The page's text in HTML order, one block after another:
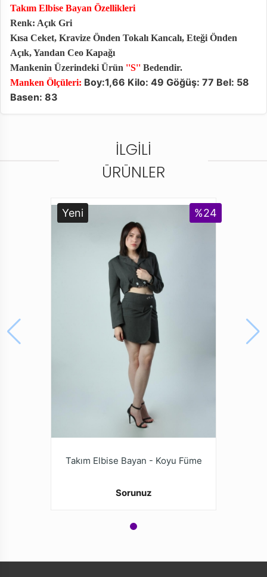
Takım Elbise Bayan Özellikleri
Renk: Açık Gri
Kısa Ceket, Kravize Önden Tokalı Kancalı, Eteği Önden
Açık, Yandan Ceo Kapağı
Mankenin Üzerindeki Ürün ''S'' Bedendir.
Manken Ölçüleri: Boy:1,66 Kilo: 49 Göğüş: 77 Bel: 58
Basen: 83
İLGILI
ÜRÜNLER
Yeni %24
Takım Elbise Bayan - Koyu Füme
Sorunuz